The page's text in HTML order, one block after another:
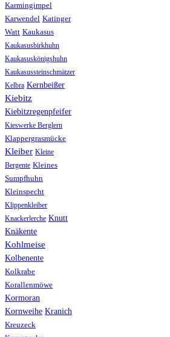
Karmingimpel
Karwendel Katinger
Watt Kaukasus
Kaukasusbirkhuhn
Kaukasuskönigshuhn
Kaukasussteinschmätzer
Kelbra Kernbeißer
Kiebitz
Kiebitzregenpfeifer
Kieswerke Berglern
Klappergrasmücke
Kleiber Kleine
Bergente Kleines
Sumpfhuhn
Kleinspecht
Klippenkleiber
Knackerlerche Knutt
Knäkente
Kohlmeise
Kolbenente
Kolkrabe
Korallenmöwe
Kormoran
Kornweihe Kranich
Kreuzeck